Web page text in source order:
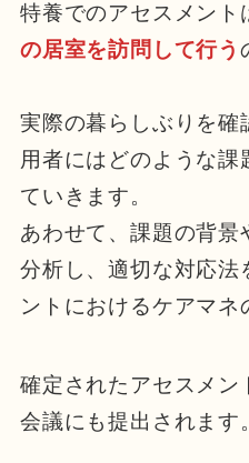
特養でのアセスメント
の居室を訪問して行う
実際の暮らしぶりを確
用者にはどのような課
ていきます。
あわせて、課題の背景
分析し、適切な対応法
ントにおけるケアマネ
確定されたアセスメン
会議にも提出されます